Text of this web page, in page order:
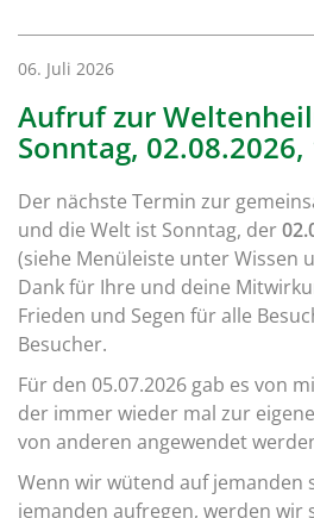
06. Juli 2026
Aufruf zur
Sonntag,
Der nächste Termin zur
und die Welt ist Sonntag, der
(siehe Menüleiste unter Wissen
Dank für Ihre und deine
Frieden und Segen für alle
Besucher.
Für den 05.07.2026 gab es von
der immer wieder mal zur
von anderen angewendet
Wenn wir wütend auf jemanden
jemanden aufregen, werden wir